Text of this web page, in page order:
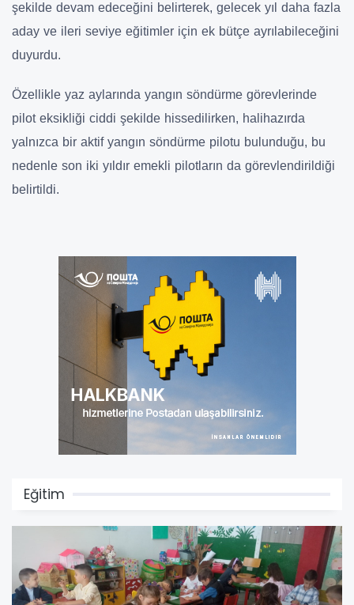
şekilde devam edeceğini belirterek, gelecek yıl daha fazla
aday ve ileri seviye eğitimler için ek bütçe ayrılabileceğini
duyurdu.
Özellikle yaz aylarında yangın söndürme görevlerinde
pilot eksikliği ciddi şekilde hissedilirken, halihazırda
yalnızca bir aktif yangın söndürme pilotu bulunduğu, bu
nedenle son iki yıldır emekli pilotların da görevlendirildiği
belirtildi.
Eğitim